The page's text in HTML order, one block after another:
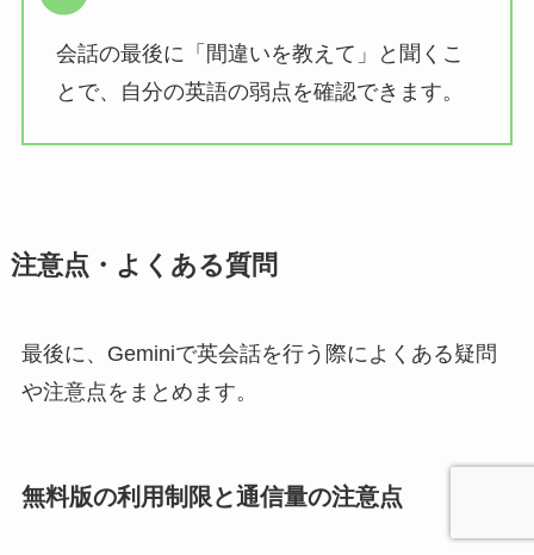
会話の最後に「間違いを教えて」と聞くこ
とで、自分の英語の弱点を確認できます。
注意点・よくある質問
最後に、Geminiで英会話を行う際によくある疑問
や注意点をまとめます。
無料版の利用制限と通信量の注意点